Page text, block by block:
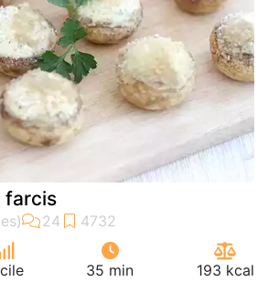
farcis
35 min 193 kcal